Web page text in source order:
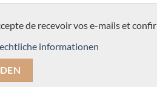
de recevoir vos e-mails et
informationen